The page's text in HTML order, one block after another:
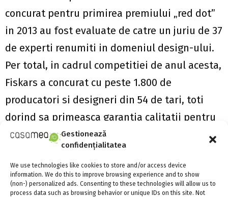
Gestionează
confidențialitatea
We use technologies like cookies to store and/or access device
information. We do this to improve browsing experience and to show
(non-) personalized ads. Consenting to these technologies will allow us to
process data such as browsing behavior or unique IDs on this site. Not
concurat pentru primirea premiului „red dot”
in 2013 au fost evaluate de catre un juriu de 37
de experti renumiti in domeniul design-ului.
Per total, in cadrul competitiei de anul acesta,
Fiskars a concurat cu peste 1.800 de
producatori si designeri din 54 de tari, toti
dorind sa primeasca garantia calitatii pentru
formele estetice si tendintele de durata.
SHARE 0